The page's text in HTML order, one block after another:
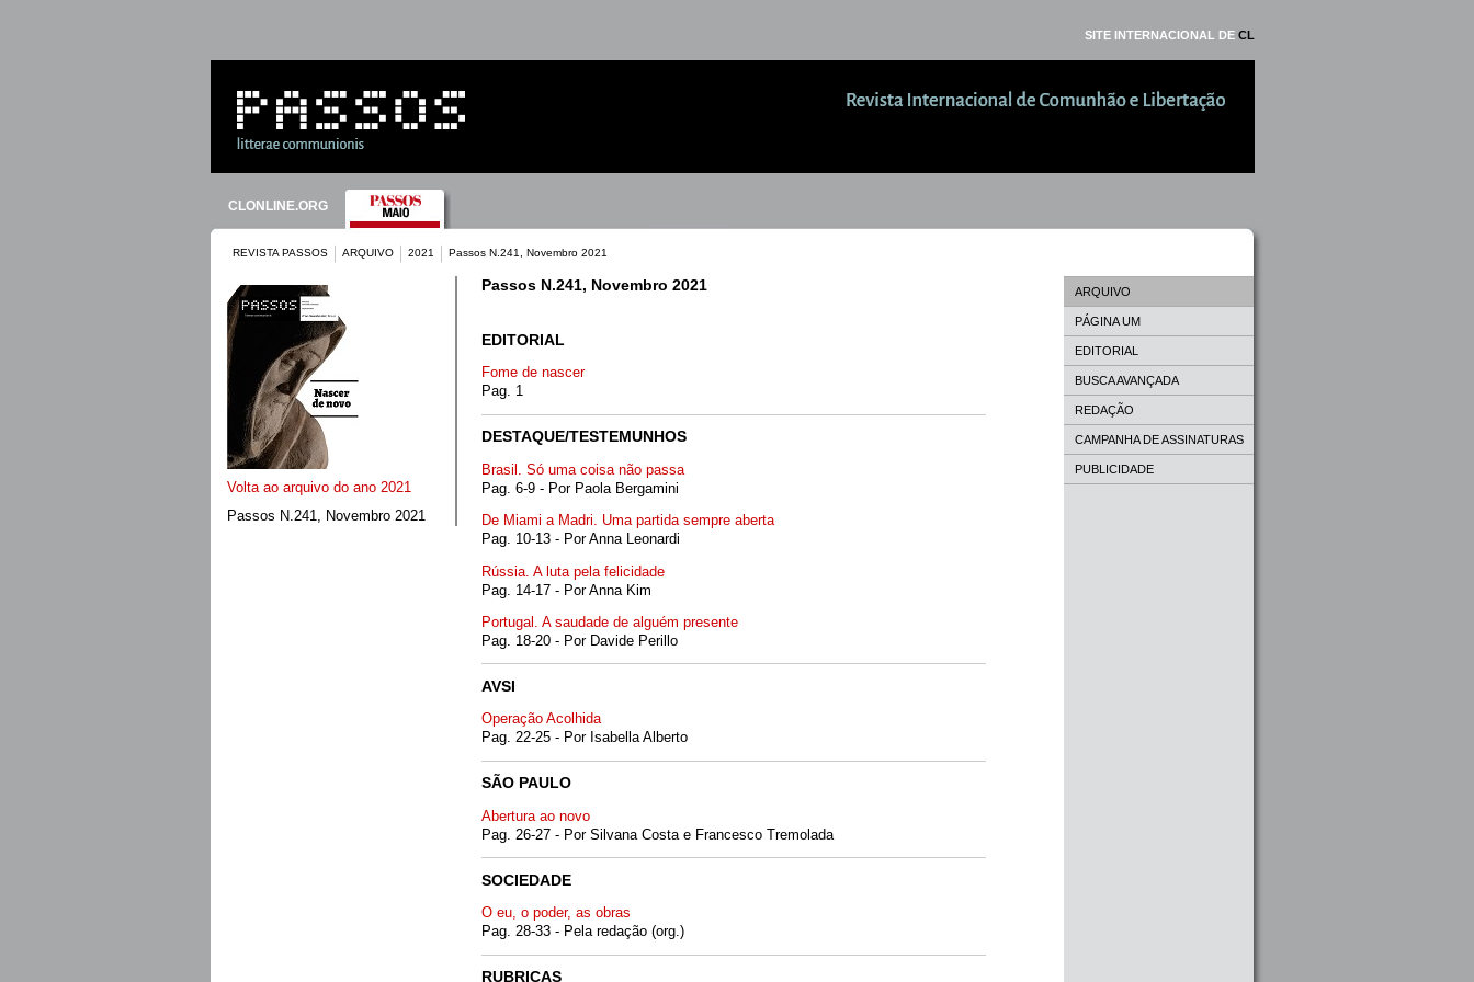
SITE INTERNACIONAL DE CL
CLONLINE.ORG
REVISTA PASSOS ARQUIVO 2021 Passos N.241, Novembro 2021
Volta ao arquivo do ano 2021
Passos N.241, Novembro 2021
Passos N.241, Novembro 2021
EDITORIAL
Fome de nascer
Pag. 1
DESTAQUE/TESTEMUNHOS
Brasil. Só uma coisa não passa
Pag. 6-9 - Por Paola Bergamini
De Miami a Madri. Uma partida sempre aberta
Pag. 10-13 - Por Anna Leonardi
Rússia. A luta pela felicidade
Pag. 14-17 - Por Anna Kim
Portugal. A saudade de alguém presente
Pag. 18-20 - Por Davide Perillo
AVSI
Operação Acolhida
Pag. 22-25 - Por Isabella Alberto
SÃO PAULO
Abertura ao novo
Pag. 26-27 - Por Silvana Costa e Francesco Tremolada
SOCIEDADE
O eu, o poder, as obras
Pag. 28-33 - Pela redação (org.)
RUBRICAS
ARQUIVO
PÁGINA UM
EDITORIAL
BUSCA AVANÇADA
REDAÇÃO
CAMPANHA DE ASSINATURAS
PUBLICIDADE